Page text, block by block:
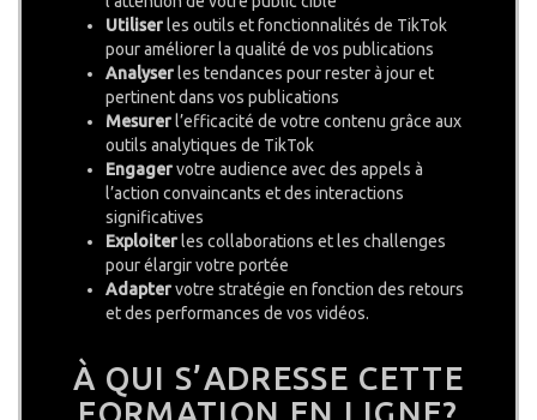
Utiliser les outils et fonctionnalités de TikTok
pour améliorer la qualité de vos publications
Analyser les tendances pour rester à jour et
pertinent dans vos publications
Mesurer l’efficacité de votre contenu grâce aux
outils analytiques de TikTok
Engagervotre audience avec des appels à
l’action convaincants et des interactions
significatives
Exploiter les collaborations et les challenges
pour élargir votre portée
Adaptervotre stratégie en fonction des retours
et des performances de vos vidéos.
À QUI S’ADRESSE CETTE